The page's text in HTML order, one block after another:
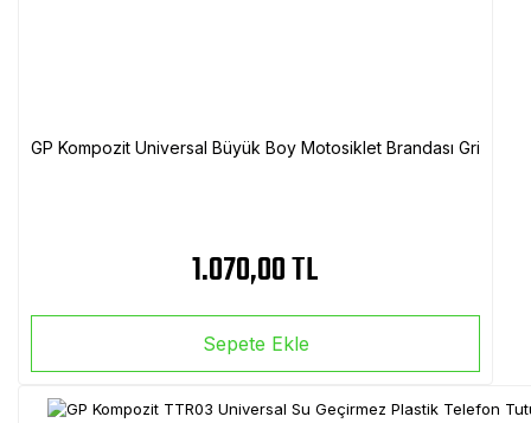
GP Kompozit Universal Büyük Boy Motosiklet Brandası Gri
1.070,00 TL
Sepete Ekle